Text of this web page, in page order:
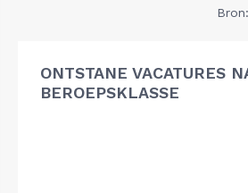
Bron:
ONTSTANE VACATURES
BEROEPSKLASSE